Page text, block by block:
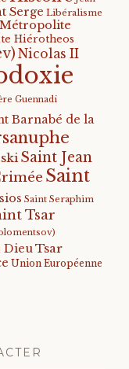
Serge Libéralisme
Métropolite
Hiérotheos
Nicolas II
Guennadi
Barnabé de la
Saint Jean
Saint
Saint Seraphim
Tsar
DieuTsar
Union Européenne